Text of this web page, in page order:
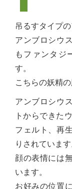
吊るすタイプ
アンブロシウ
もファンタジ
す。
こちらの妖精
アンブロシウ
トからできた
フェルト、再
りされています
顔の表情には
います。
お好みの位置